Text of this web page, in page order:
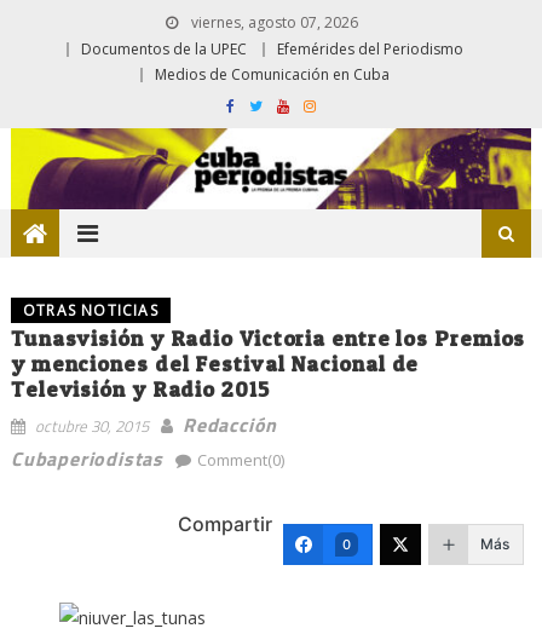
viernes, agosto 07, 2026
Documentos de la UPEC
Efemérides del Periodismo
Medios de Comunicación en Cuba
OTRAS NOTICIAS
Tunasvisión y Radio Victoria entre los Premios
y menciones del Festival Nacional de
Televisión y Radio 2015
octubre 30, 2015
Redacción
Cubaperiodistas
Comment(0)
Compartir
0 Más